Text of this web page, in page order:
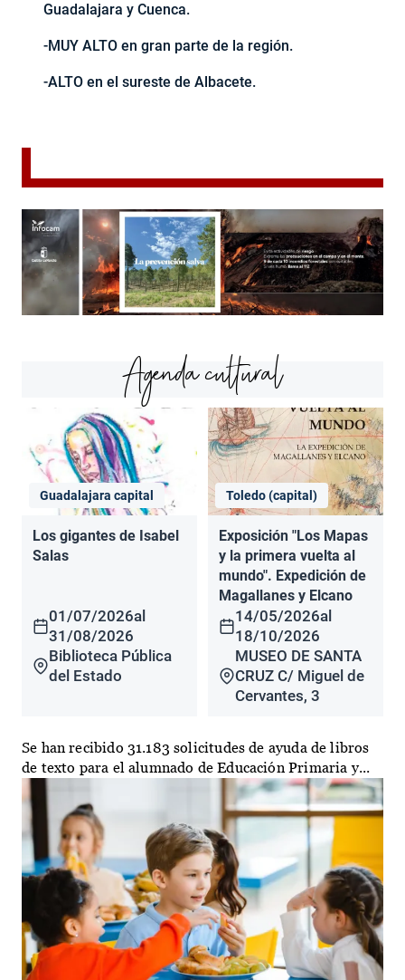
Guadalajara y Cuenca.
-MUY ALTO en gran parte de la región.
-ALTO en el sureste de Albacete.
Agenda cultural
Guadalajara capital
Los gigantes de Isabel
Salas
01/07/2026al
31/08/2026
Biblioteca Pública
del Estado
Toledo (capital)
Exposición "Los Mapas
y la primera vuelta al
mundo". Expedición de
Magallanes y Elcano
14/05/2026al
18/10/2026
MUSEO DE SANTA
CRUZ C/ Miguel de
Cervantes, 3
Se han recibido 31.183 solicitudes de ayuda de libros
de texto para el alumnado de Educación Primaria y...